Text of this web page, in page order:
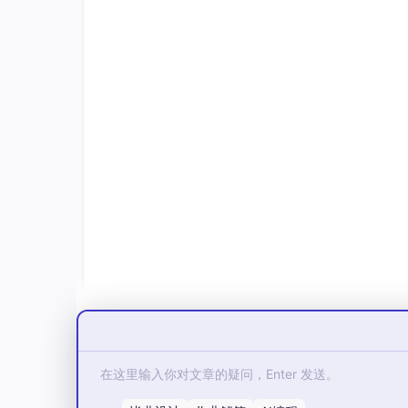
不确定 Python 版本？终端输入检查：